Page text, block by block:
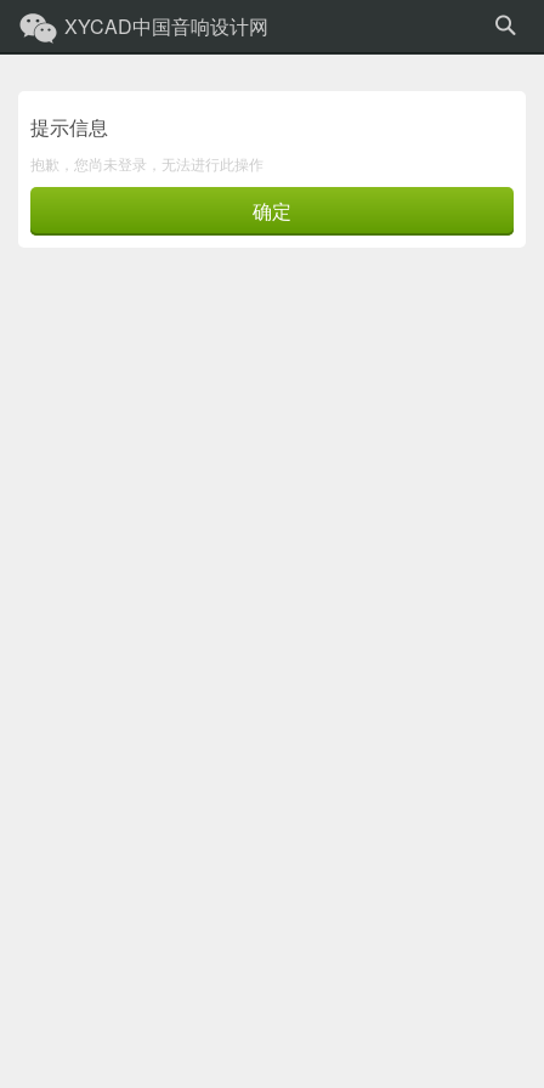
XYCAD中国音响设计网
提示信息
抱歉，您尚未登录，无法进行此操作
确定